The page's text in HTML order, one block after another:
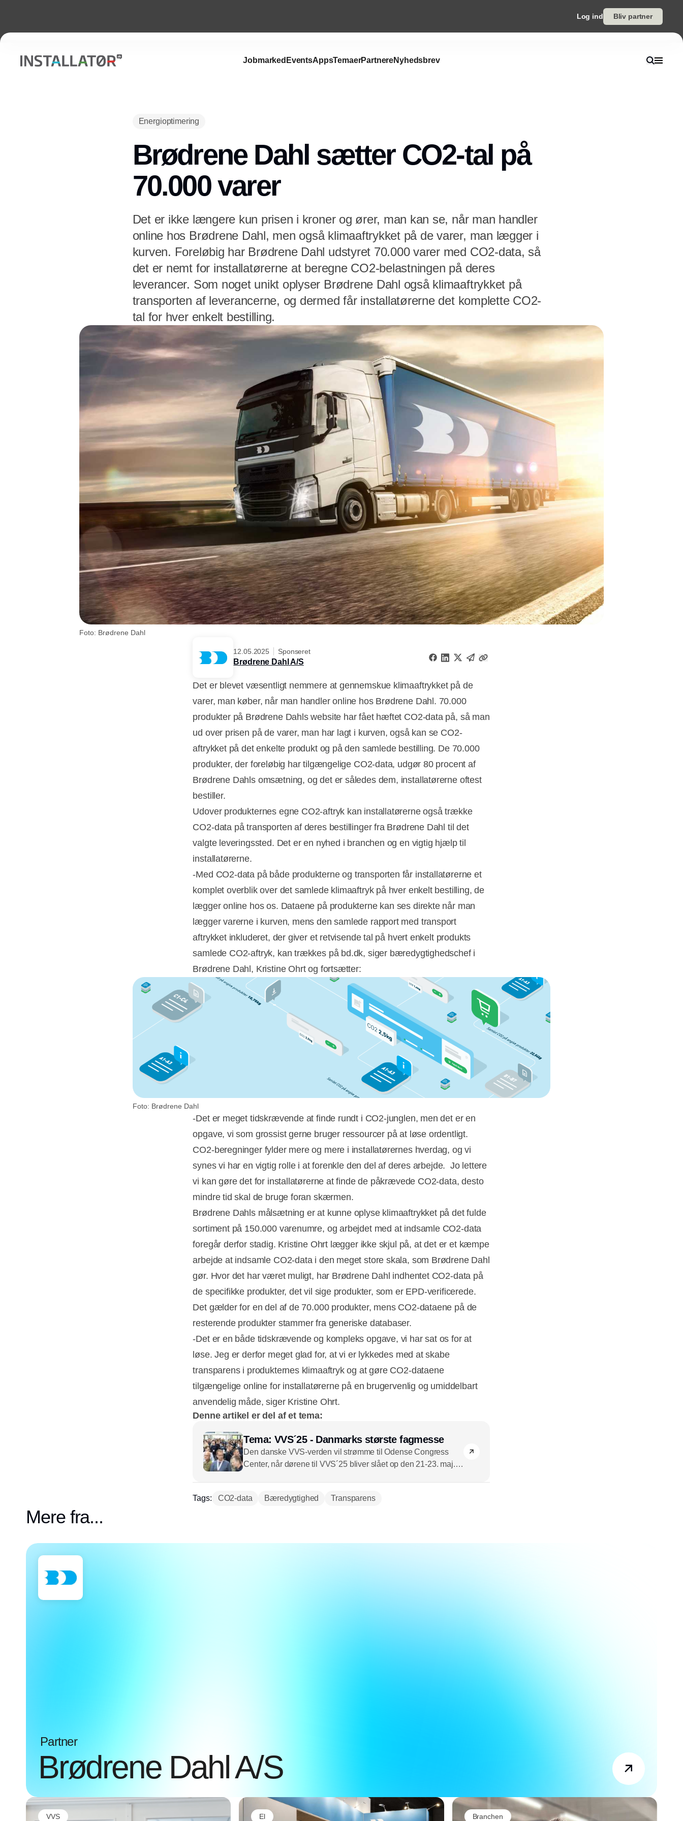
Log ind Bliv partner
Jobmarked EventsAppsTemaerPartnereNyhedsbrev
Energioptimering
Brødrene Dahl sætter CO2-tal på
70.000 varer
Det er ikke længere kun prisen i kroner og ører, man kan se, når man handler
online hos Brødrene Dahl, men også klimaaftrykket på de varer, man lægger i
kurven. Foreløbig har Brødrene Dahl udstyret 70.000 varer med CO2-data, så
det er nemt for installatørerne at beregne CO2-belastningen på deres
leverancer. Som noget unikt oplyser Brødrene Dahl også klimaaftrykket på
transporten af leverancerne, og dermed får installatørerne det komplette CO2-
tal for hver enkelt bestilling.
Foto: Brødrene Dahl
12.05.2025 Sponseret
Brødrene Dahl A/S
Det er blevet væsentligt nemmere at gennemskue klimaaftrykket på de
varer, man køber, når man handler online hos Brødrene Dahl. 70.000
produkter på Brødrene Dahls website har fået hæftet CO2-data på, så man
ud over prisen på de varer, man har lagt i kurven, også kan se CO2-
aftrykket på det enkelte produkt og på den samlede bestilling. De 70.000
produkter, der foreløbig har tilgængelige CO2-data, udgør 80 procent af
Brødrene Dahls omsætning, og det er således dem, installatørerne oftest
bestiller.
Udover produkternes egne CO2-aftryk kan installatørerne også trække
CO2-data på transporten af deres bestillinger fra Brødrene Dahl til det
valgte leveringssted. Det er en nyhed i branchen og en vigtig hjælp til
installatørerne.
-Med CO2-data på både produkterne og transporten får installatørerne et
komplet overblik over det samlede klimaaftryk på hver enkelt bestilling, de
lægger online hos os. Dataene på produkterne kan ses direkte når man
lægger varerne i kurven, mens den samlede rapport med transport
aftrykket inkluderet, der giver et retvisende tal på hvert enkelt produkts
samlede CO2-aftryk, kan trækkes på bd.dk, siger bæredygtighedschef i
Brødrene Dahl, Kristine Ohrt og fortsætter:
Foto: Brødrene Dahl
-Det er meget tidskrævende at finde rundt i CO2-junglen, men det er en
opgave, vi som grossist gerne bruger ressourcer på at løse ordentligt.
CO2-beregninger fylder mere og mere i installatørernes hverdag, og vi
synes vi har en vigtig rolle i at forenkle den del af deres arbejde. Jo lettere
vi kan gøre det for installatørerne at finde de påkrævede CO2-data, desto
mindre tid skal de bruge foran skærmen.
Brødrene Dahls målsætning er at kunne oplyse klimaaftrykket på det fulde
sortiment på 150.000 varenumre, og arbejdet med at indsamle CO2-data
foregår derfor stadig. Kristine Ohrt lægger ikke skjul på, at det er et kæmpe
arbejde at indsamle CO2-data i den meget store skala, som Brødrene Dahl
gør. Hvor det har været muligt, har Brødrene Dahl indhentet CO2-data på
de specifikke produkter, det vil sige produkter, som er EPD-verificerede.
Det gælder for en del af de 70.000 produkter, mens CO2-dataene på de
resterende produkter stammer fra generiske databaser.
-Det er en både tidskrævende og kompleks opgave, vi har sat os for at
løse. Jeg er derfor meget glad for, at vi er lykkedes med at skabe
transparens i produkternes klimaaftryk og at gøre CO2-dataene
tilgængelige online for installatørerne på en brugervenlig og umiddelbart
anvendelig måde, siger Kristine Ohrt.
Denne artikel er del af et tema:
Tema: VVS´25 - Danmarks største fagmesse
Den danske VVS-verden vil strømme til Odense Congress
Center, når dørene til VVS´25 bliver slået op den 21-23. maj.
besøgende, der også kan blive lidt klogere på en række
Tags: CO2-data Bæredygtighed Transparens
Mere fra...
Partner
Brødrene Dahl A/S
VVS El Branchen